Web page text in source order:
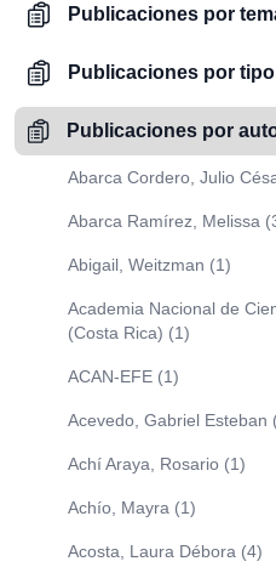
Publicaciones por
Publicaciones por tipo
Publicaciones por
Abarca Cordero, Julio
Abarca Ramírez, Melissa
Abigail, Weitzman (1)
Academia Nacional de
(Costa Rica) (1)
ACAN-EFE (1)
Acevedo, Gabriel Esteban
Achí Araya, Rosario (1)
Achío, Mayra (1)
Acosta, Laura Débora (4)